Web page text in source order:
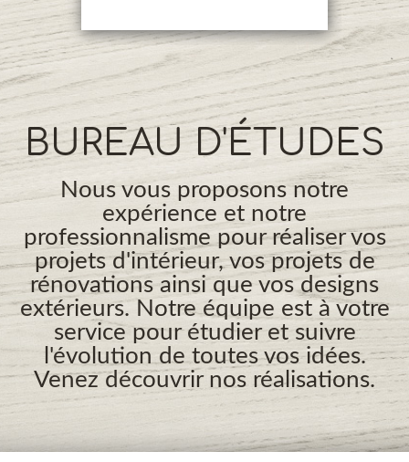
BUREAU D'ÉTUDES
Nous vous proposons notre
expérience et notre
professionnalisme pour réaliser vos
projets d'intérieur, vos projets de
rénovations ainsi que vos designs
extérieurs. Notre équipe est à votre
service pour étudier et suivre
l'évolution de toutes vos idées.
Venez découvrir nos réalisations.